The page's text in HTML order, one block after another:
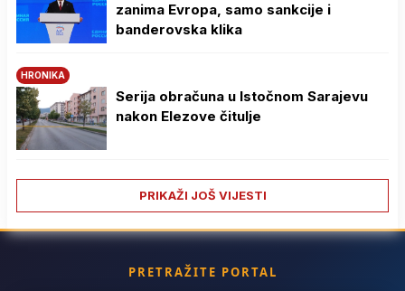
zanima Evropa, samo sankcije i
banderovska klika
HRONIKA
Serija obračuna u Istočnom Sarajevu
nakon Elezove čitulje
PRIKAŽI JOŠ VIJESTI
PRETRAŽITE PORTAL